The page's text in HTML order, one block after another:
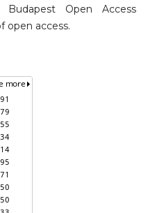
Open Access
open access.